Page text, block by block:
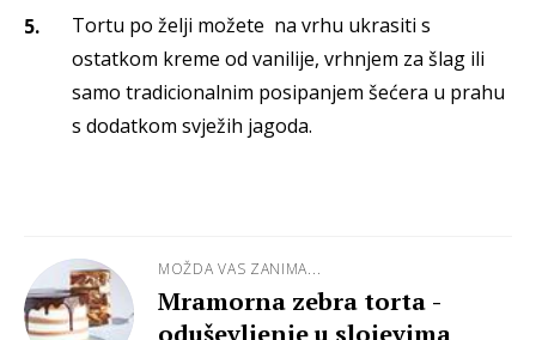
Tortu po želji možete na vrhu ukrasiti s
ostatkom kreme od vanilije, vrhnjem za šlag ili
samo tradicionalnim posipanjem šećera u prahu
s dodatkom svježih jagoda.
MOŽDA VAS ZANIMA...
Mramorna zebra torta -